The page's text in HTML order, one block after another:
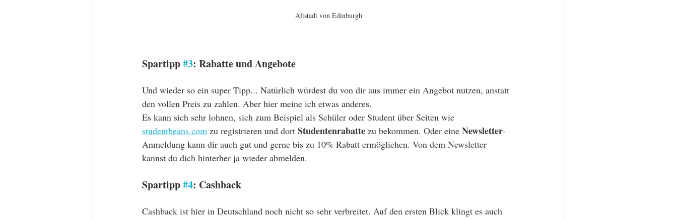
Altstadt von Edinburgh
Spartipp #3: Rabatte und Angebote
Und wieder so ein super Tipp... Natürlich würdest du von dir aus immer ein Angebot nutzen, anstatt
den vollen Preis zu zahlen. Aber hier meine ich etwas anderes.
Es kann sich sehr lohnen, sich zum Beispiel als Schüler oder Student über Seiten wie
studentbeans.com zu registrieren und dort Studentenrabatte zu bekommen. Oder eine Newsletter-
Anmeldung kann dir auch gut und gerne bis zu 10% Rabatt ermöglichen. Von dem Newsletter
kannst du dich hinterher ja wieder abmelden.
Spartipp #4: Cashback
Cashback ist hier in Deutschland noch nicht so sehr verbreitet. Auf den ersten Blick klingt es auch